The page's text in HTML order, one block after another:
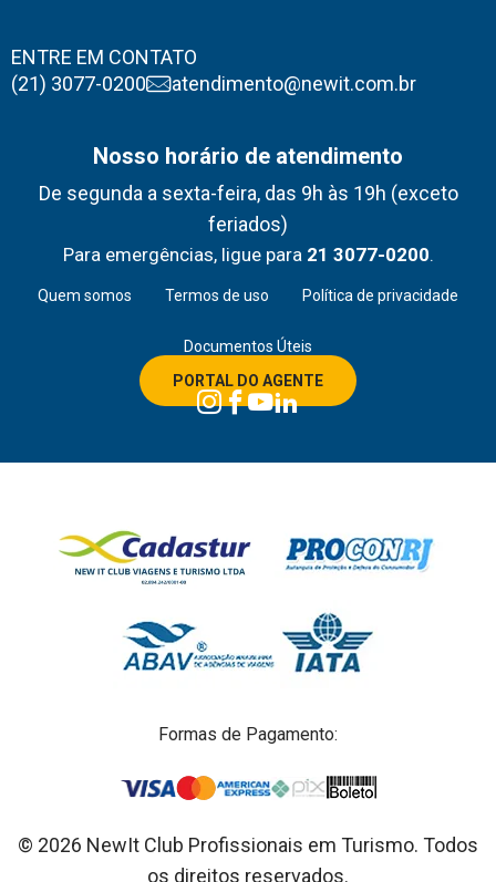
ENTRE EM CONTATO
(21) 3077-0200
atendimento@newit.com.br
Nosso horário de atendimento
De segunda a sexta-feira, das 9h às 19h (exceto
feriados)
Para emergências, ligue para 21 3077-0200.
Quem somos Termos de uso Política de privacidade
Documentos Úteis
PORTAL DO AGENTE
Formas de Pagamento:
© 2026 NewIt Club Profissionais em Turismo. Todos
os direitos reservados.